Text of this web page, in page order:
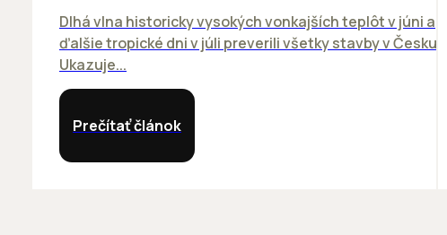
Dlhá vlna historicky vysokých vonkajších teplôt v júni a
ďalšie tropické dni v júli preverili všetky stavby v Česku.
Ukazuje...
Prečítať článok